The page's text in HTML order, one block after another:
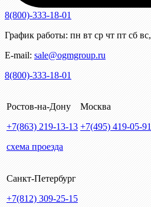
8(800)-333-18-01
График работы: пн вт ср чт пт сб вс,
E-mail: sale@ogmgroup.ru
8(800)-333-18-01
Ростов-на-Дону
+7(863) 219-13-13
схема проезда
Москва
+7(495) 419-05-91
Санкт-Петербург
+7(812) 309-25-15